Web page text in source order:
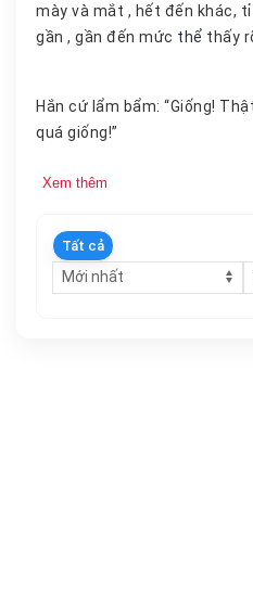
mày và mắt , hết đến khác, tỉ mỉ từng chút một Hắn quá
gần , gần đến mức thể thấy
Hắn cứ lẩm bẩm: “Giống! Thật
quá giống!”
Xem thêm
Tất cả